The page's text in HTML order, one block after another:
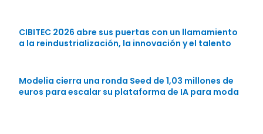
CIBITEC 2026 abre sus puertas con un llamamiento
a la reindustrialización, la innovación y el talento
Modelia cierra una ronda Seed de 1,03 millones de
euros para escalar su plataforma de IA para moda